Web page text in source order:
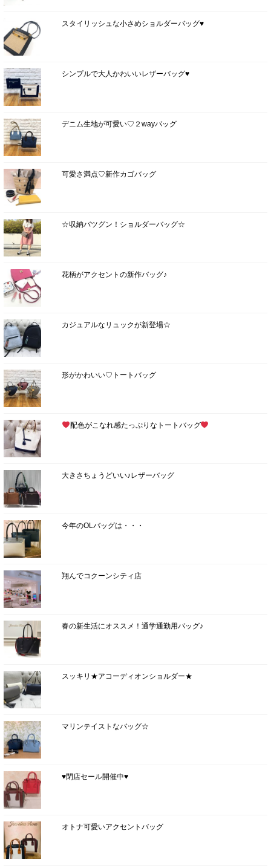
スタイリッシュな小さめショルダーバッグ♥
シンプルで大人かわいいレザーバッグ♥
デニム生地が可愛い♡２wayバッグ
可愛さ満点♡新作カゴバッグ
☆収納バツグン！ショルダーバッグ☆
花柄がアクセントの新作バッグ♪
カジュアルなリュックが新登場☆
形がかわいい♡トートバッグ
配色がこなれ感たっぷりなトートバッグ
大きさちょうどいい♪レザーバッグ
今年のOLバッグは・・・
翔んでコクーンシティ店
春の新生活にオススメ！通学通勤用バッグ♪
スッキリ★アコーディオンショルダー★
マリンテイストなバッグ☆
♥閉店セール開催中♥
オトナ可愛いアクセントバッグ